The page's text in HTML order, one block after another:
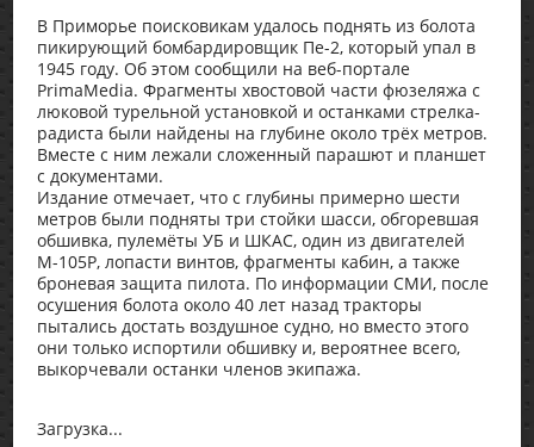
В Приморье поисковикам удалось поднять из болота
пикирующий бомбардировщик Пе-2, который упал в
1945 году. Об этом сообщили на веб-портале
PrimaMedia. Фрагменты хвостовой части фюзеляжа с
люковой турельной установкой и останками стрелка-
радиста были найдены на глубине около трёх метров.
Вместе с ним лежали сложенный парашют и планшет
с документами.
Издание отмечает, что с глубины примерно шести
метров были подняты три стойки шасси, обгоревшая
обшивка, пулемёты УБ и ШКАС, один из двигателей
М-105Р, лопасти винтов, фрагменты кабин, а также
броневая защита пилота. По информации СМИ, после
осушения болота около 40 лет назад тракторы
пытались достать воздушное судно, но вместо этого
они только испортили обшивку и, вероятнее всего,
выкорчевали останки членов экипажа.
Загрузка...